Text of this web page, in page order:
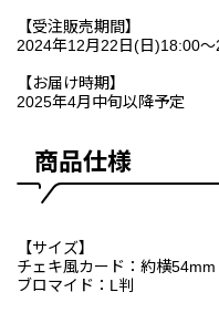
【受注販売期間】
2024年12月22日(日)18:00
【お届け時期】
2025年4月中旬以降予定
商品仕様
【サイズ】
チェキ風カード：約横
ブロマイド：L判